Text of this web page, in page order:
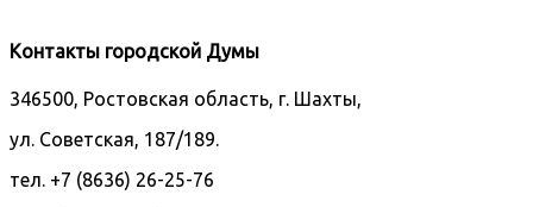
Контакты городской Думы
346500, Ростовская область, г. Шахты,
ул. Советская, 187/189.
тел. +7 (8636) 26-25-76